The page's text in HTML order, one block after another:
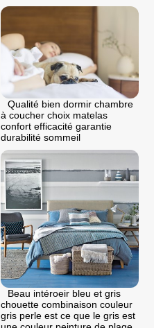
Qualité bien dormir chambre
à coucher choix matelas
confort efficacité garantie
durabilité sommeil
Beau intéroeir bleu et gris
chouette combinaison couleur
gris perle est ce que le gris est